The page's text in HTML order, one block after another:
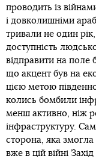
проводить із
і довколишніми
тривали не один
доступність
відправити на поле
що акцент був на
цією метою
колись бомбили
менш активно, ніж
інфраструктуру.
сторона, яка
вже в цій війні